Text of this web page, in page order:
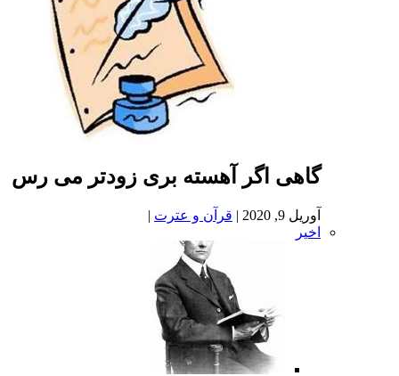
گاهی اگر آهسته بری زودتر می رس
| قرآن و عترت|